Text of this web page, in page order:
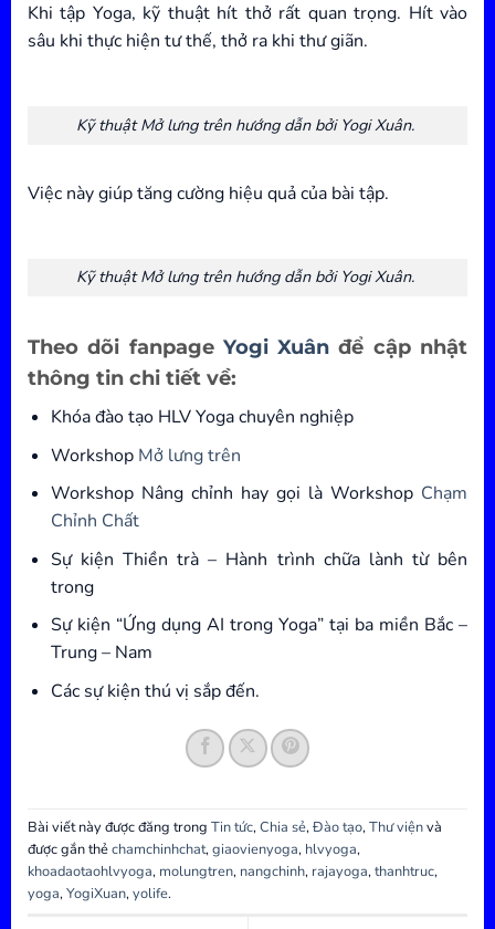
Khi tập Yoga, kỹ thuật hít thở rất quan trọng. Hít vào
sâu khi thực hiện tư thế, thở ra khi thư giãn.
Kỹ thuật Mở lưng trên hướng dẫn bởi Yogi Xuân.
Việc này giúp tăng cường hiệu quả của bài tập.
Kỹ thuật Mở lưng trên hướng dẫn bởi Yogi Xuân.
Theo dõi fanpage Yogi Xuânđể cập nhật
thông tin chi tiết về:
Khóa đào tạo HLV Yoga chuyên nghiệp
Workshop Mở lưng trên
Workshop Nâng chỉnh hay gọi là Workshop Chạm
Chỉnh Chất
Sự kiện Thiền trà – Hành trình chữa lành từ bên
trong
Sự kiện “Ứng dụng AI trong Yoga” tại ba miền Bắc –
Trung – Nam
Các sự kiện thú vị sắp đến.
Bài viết này được đăng trong Tin tức,Chia sẻ,Đào tạo,Thư việnvà
được gắn thẻchamchinhchat,giaovienyoga, hlvyoga,
khoadaotaohlvyoga, molungtren, nangchinh, rajayoga,thanhtruc,
yoga,YogiXuan,yolife.